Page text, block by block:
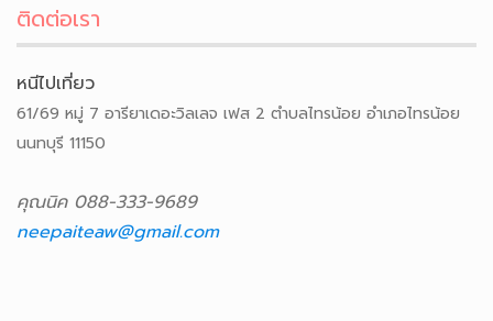
ติดต่อเรา
หนีไปเที่ยว
61/69 หมู่ 7 อารียาเดอะวิลเลจ เฟส 2 ตำบลไทรน้อย อำเภอไทรน้อย
นนทบุรี 11150
คุณนิค 088-333-9689
neepaiteaw@gmail.com